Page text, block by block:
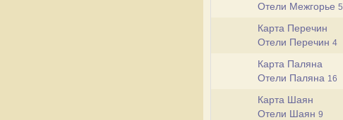
Отели Межгорье 5
Карта Перечин
Отели Перечин 4
Карта Паляна
Отели Паляна 16
Карта Шаян
Отели Шаян 9